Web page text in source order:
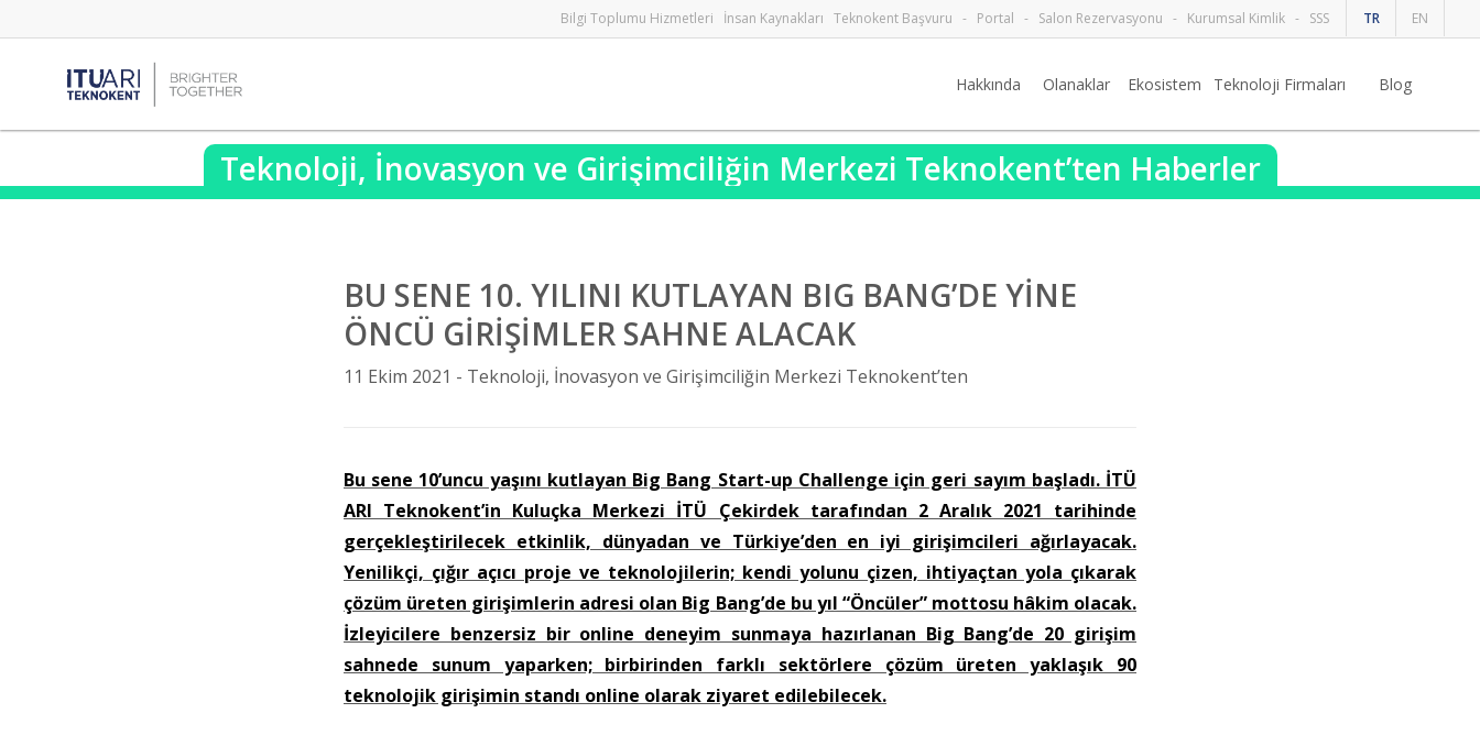
TR EN
Bilgi Toplumu Hizmetleri İnsan Kaynakları Teknokent Başvuru - Portal - Salon Rezervasyonu - Kurumsal Kimlik - SSS
Hakkında Olanaklar Ekosistem Teknoloji Firmaları Blog
Teknoloji, İnovasyon ve Girişimciliğin Merkezi Teknokent’ten Haberler
BU SENE 10. YILINI KUTLAYAN BIG BANG’DE YİNE
ÖNCÜ GİRİŞİMLER SAHNE ALACAK
11 Ekim 2021 - Teknoloji, İnovasyon ve Girişimciliğin Merkezi Teknokent’ten
Bu sene 10’uncu yaşını kutlayan Big Bang Start-up Challenge için geri sayım başladı. İTÜ
ARI Teknokent’in Kuluçka Merkezi İTÜ Çekirdek tarafından 2 Aralık 2021 tarihinde
gerçekleştirilecek etkinlik, dünyadan ve Türkiye’den en iyi girişimcileri ağırlayacak.
Yenilikçi, çığır açıcı proje ve teknolojilerin; kendi yolunu çizen, ihtiyaçtan yola çıkarak
çözüm üreten girişimlerin adresi olan Big Bang’de bu yıl “Öncüler” mottosu hâkim olacak.
İzleyicilere benzersiz bir online deneyim sunmaya hazırlanan Big Bang’de 20 girişim
sahnede sunum yaparken; birbirinden farklı sektörlere çözüm üreten yaklaşık 90
teknolojik girişimin standı online olarak ziyaret edilebilecek.